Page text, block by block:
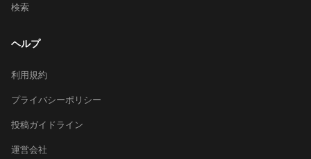
検索
ヘルプ
利用規約
プライバシーポリシー
投稿ガイドライン
運営会社